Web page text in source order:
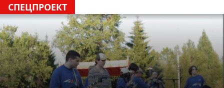
СПЕЦПРОЕКТ